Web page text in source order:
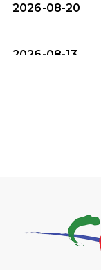
2026-08-20
2026-08-13
2026-07-23